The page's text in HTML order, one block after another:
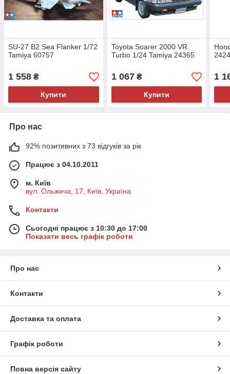
SU-27 B2 Sea Flanker 1/72
Tamiya 60757
1 558 ₴
Купити
Toyota Soarer 2000 VR
Turbo 1/24 Tamiya 24365
1 067₴
Купити
1
Про нас
92% позитивних з 73 відгуків за рік
Працює з 04.10.2011
м. Київ
вул. Ольжича, 17, Київ, Україна
Контакти
Сьогодні працює з 10:30 до 17:00
Показати весь графік роботи
Про нас
Контакти
Доставка та оплата
Графік роботи
Повна версія сайту